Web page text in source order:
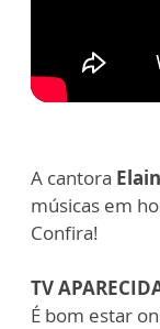
A cantora
músicas em
Confira!
TV
É bom estar